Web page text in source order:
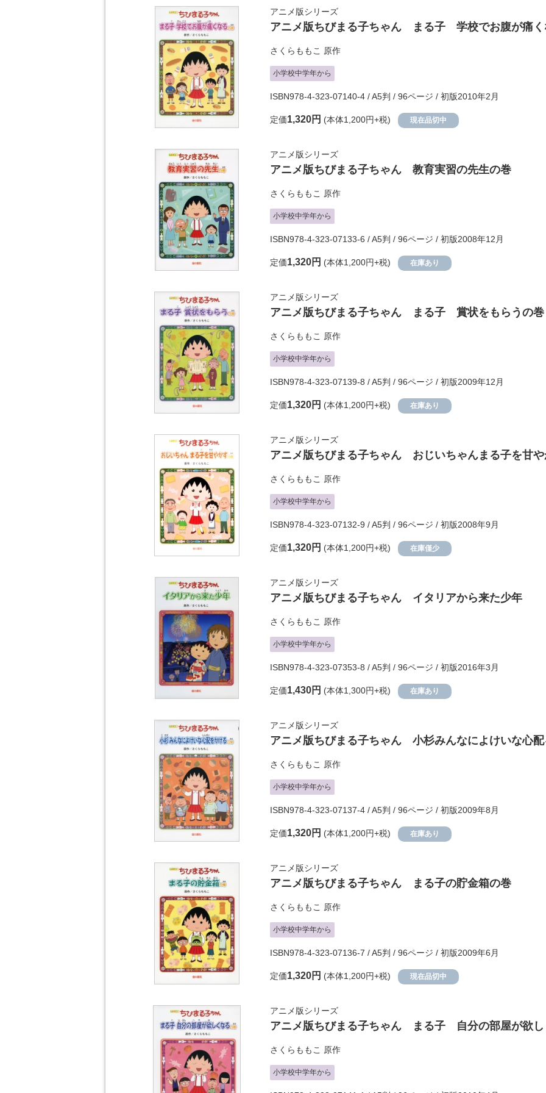
アニメ版シリーズ
アニメ版ちびまる子ちゃん まる子 学校でお腹が痛く
さくらももこ 原作
小学校中学年から
ISBN978-4-323-07140-4 / A5判 / 96ページ / 初版2010年2月
定価1,320円 (本体1,200円+税) 現在品切中
アニメ版シリーズ
アニメ版ちびまる子ちゃん 教育実習の先生の巻
さくらももこ 原作
小学校中学年から
ISBN978-4-323-07133-6 / A5判 / 96ページ / 初版2008年12月
定価1,320円 (本体1,200円+税) 在庫あり
アニメ版シリーズ
アニメ版ちびまる子ちゃん まる子 賞状をもらうの巻
さくらももこ 原作
小学校中学年から
ISBN978-4-323-07139-8 / A5判 / 96ページ / 初版2009年12月
定価1,320円 (本体1,200円+税) 在庫あり
アニメ版シリーズ
アニメ版ちびまる子ちゃん おじいちゃんまる子を甘
さくらももこ 原作
小学校中学年から
ISBN978-4-323-07132-9 / A5判 / 96ページ / 初版2008年9月
定価1,320円 (本体1,200円+税) 在庫僅少
アニメ版シリーズ
アニメ版ちびまる子ちゃん イタリアから来た少年
さくらももこ 原作
小学校中学年から
ISBN978-4-323-07353-8 / A5判 / 96ページ / 初版2016年3月
定価1,430円 (本体1,300円+税) 在庫あり
アニメ版シリーズ
アニメ版ちびまる子ちゃん 小杉みんなによけいな心
さくらももこ 原作
小学校中学年から
ISBN978-4-323-07137-4 / A5判 / 96ページ / 初版2009年8月
定価1,320円 (本体1,200円+税) 在庫あり
アニメ版シリーズ
アニメ版ちびまる子ちゃん まる子の貯金箱の巻
さくらももこ 原作
小学校中学年から
ISBN978-4-323-07136-7 / A5判 / 96ページ / 初版2009年6月
定価1,320円 (本体1,200円+税) 現在品切中
アニメ版シリーズ
アニメ版ちびまる子ちゃん まる子 自分の部屋が欲し
さくらももこ 原作
小学校中学年から